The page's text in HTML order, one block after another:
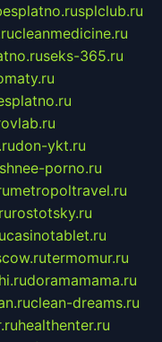
splclub.ru
cleanmedicine.ru
seks-365.ru
don-ykt.ru
porno.ru
metropoltravel.ru
rostotsky.ru
casinotablet.ru
termomur.ru
doramamama.ru
clean-dreams.ru
healthenter.ru